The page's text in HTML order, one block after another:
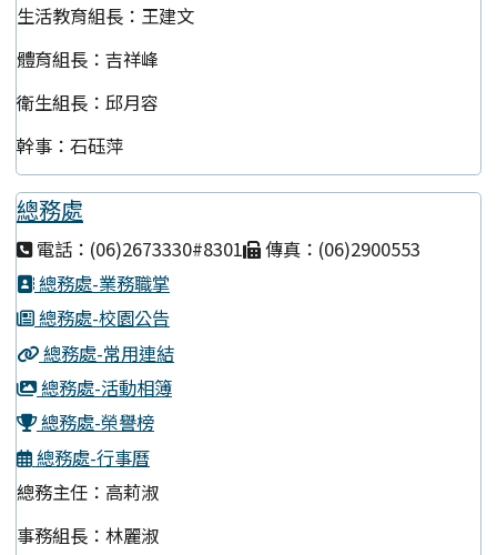
生活教育組長：王建文
體育組長：吉祥峰
衛生組長：邱月容
幹事：石砡萍
總務處
電話：(06)2673330#8301
傳真：(06)2900553
總務處-業務職掌
總務處-校園公告
總務處-常用連結
總務處-活動相簿
總務處-榮譽榜
總務處-行事曆
總務主任：高莉淑
事務組長：林麗淑